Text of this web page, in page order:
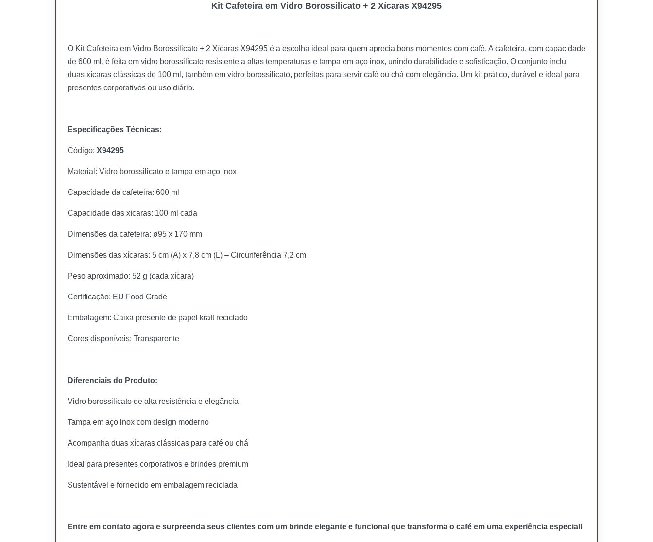
Kit Cafeteira em Vidro Borossilicato + 2 Xícaras X94295
O Kit Cafeteira em Vidro Borossilicato + 2 Xícaras X94295 é a escolha ideal para quem aprecia bons momentos com café. A cafeteira, com capacidade
de 600 ml, é feita em vidro borossilicato resistente a altas temperaturas e tampa em aço inox, unindo durabilidade e sofisticação. O conjunto inclui
duas xícaras clássicas de 100 ml, também em vidro borossilicato, perfeitas para servir café ou chá com elegância. Um kit prático, durável e ideal para
presentes corporativos ou uso diário.
Especificações Técnicas:
Código: X94295
Material: Vidro borossilicato e tampa em aço inox
Capacidade da cafeteira: 600 ml
Capacidade das xícaras: 100 ml cada
Dimensões da cafeteira: ø95 x 170 mm
Dimensões das xícaras: 5 cm (A) x 7,8 cm (L) – Circunferência 7,2 cm
Peso aproximado: 52 g (cada xícara)
Certificação: EU Food Grade
Embalagem: Caixa presente de papel kraft reciclado
Cores disponíveis: Transparente
Diferenciais do Produto:
Vidro borossilicato de alta resistência e elegância
Tampa em aço inox com design moderno
Acompanha duas xícaras clássicas para café ou chá
Ideal para presentes corporativos e brindes premium
Sustentável e fornecido em embalagem reciclada
Entre em contato agora e surpreenda seus clientes com um brinde elegante e funcional que transforma o café em uma experiência especial!